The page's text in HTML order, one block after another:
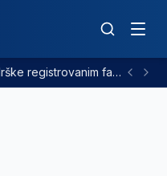
ZDK odobrio 2,38 miliona KM podrške registrovanim farmama goveda